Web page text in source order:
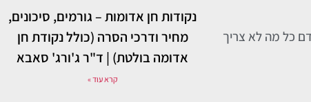
כל מה לא צריך
נקודות חן אדומות – גורמים, סיכונים,
מחיר ודרכי הסרה (כולל נקודת חן
אדומה בולטת) | ד"ר ג'ורג' סאבא
קרא עוד »